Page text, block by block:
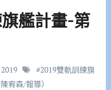
艦計畫-第
#2019雙軌訓練旗
宥森/報導）